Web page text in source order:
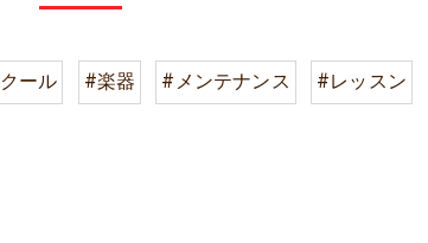
ール #楽器 #メンテナンス #レッスン